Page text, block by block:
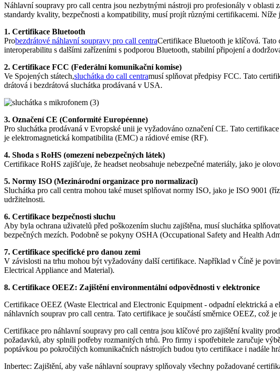
Náhlavní soupravy pro call centra jsou nezbytnými nástroji pro profesionály v
standardy kvality, bezpečnosti a kompatibility, musí projít různými certifikacemi.
1. Certifikace Bluetooth
Probezdrátové náhlavní soupravy pro call centraCertifikace Bluetooth je klíčová. Tato
interoperabilitu s dalšími zařízeními s podporou Bluetooth, stabilní připojení a
2. Certifikace FCC (Federální komunikační komise)
Ve Spojených státech,sluchátka do call centramusí splňovat předpisy FCC. Tato
drátová i bezdrátová sluchátka prodávaná v USA.
3. Označení CE (Conformité Européenne)
Pro sluchátka prodávaná v Evropské unii je vyžadováno označení CE. Tato
je elektromagnetická kompatibilita (EMC) a rádiové emise (RF).
4. Shoda s RoHS (omezení nebezpečných látek)
Certifikace RoHS zajišťuje, že headset neobsahuje nebezpečné materiály, jako je
5. Normy ISO (Mezinárodní organizace pro normalizaci)
Sluchátka pro call centra mohou také muset splňovat normy ISO, jako je ISO 9001
udržitelnosti.
6. Certifikace bezpečnosti sluchu
Aby byla ochrana uživatelů před poškozením sluchu zajištěna, musí sluchátka
bezpečných mezích. Podobně se pokyny OSHA (Occupational Safety and Health
7. Certifikace specifické pro danou zemi
V závislosti na trhu mohou být vyžadovány další certifikace. Například v Číně je
Electrical Appliance and Material).
8. Certifikace OEEZ: Zajištění environmentální odpovědnosti v elektronice
Certifikace OEEZ (Waste Electrical and Electronic Equipment - odpadní elektrická
náhlavních souprav pro call centra. Tato certifikace je součástí směrnice OEEZ, což
Certifikace pro náhlavní soupravy pro call centra jsou klíčové pro zajištění kvality
požadavků, aby splnili potřeby rozmanitých trhů. Pro firmy i spotřebitele zaručuje
poptávkou po pokročilých komunikačních nástrojích budou tyto certifikace i nadále
Inbertec: Zajištění, aby vaše náhlavní soupravy splňovaly všechny požadované